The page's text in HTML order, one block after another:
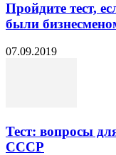
Пройдите тест,
были
07.09.2019
Тест: вопросы
СССР